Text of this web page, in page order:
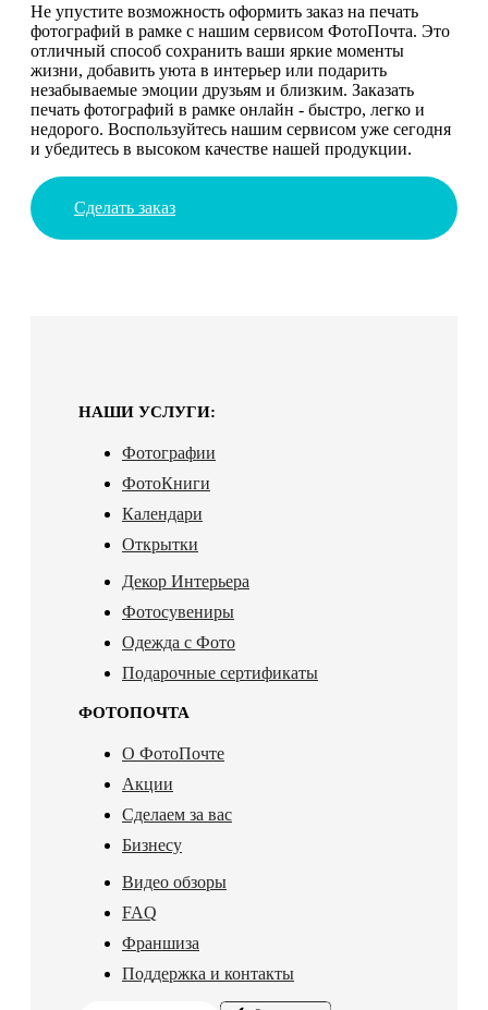
Не упустите возможность оформить заказ на печать
фотографий в рамке с нашим сервисом ФотоПочта. Это
отличный способ сохранить ваши яркие моменты
жизни, добавить уюта в интерьер или подарить
незабываемые эмоции друзьям и близким. Заказать
печать фотографий в рамке онлайн - быстро, легко и
недорого. Воспользуйтесь нашим сервисом уже сегодня
и убедитесь в высоком качестве нашей продукции.
Сделать заказ
НАШИ УСЛУГИ:
Фотографии
ФотоКниги
Календари
Открытки
Декор Интерьера
Фотосувениры
Одежда с Фото
Подарочные сертификаты
ФОТОПОЧТА
О ФотоПочте
Акции
Сделаем за вас
Бизнесу
Видео обзоры
FAQ
Франшиза
Поддержка и контакты